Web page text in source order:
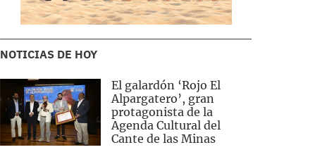
NOTICIAS DE HOY
El galardón ‘Rojo El
Alpargatero’, gran
protagonista de la
Agenda Cultural del
Cante de las Minas